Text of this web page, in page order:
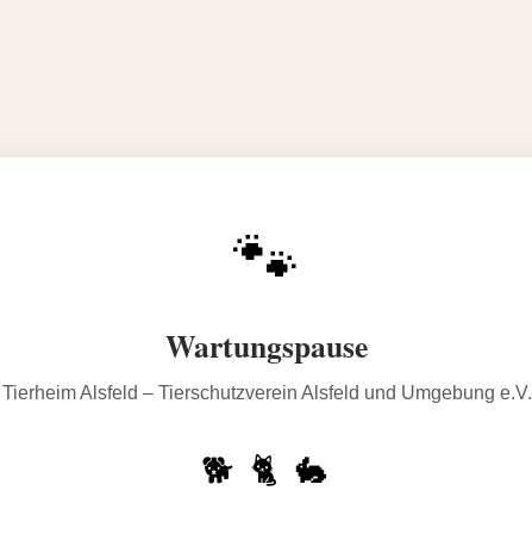
🐾
Wartungspause
Tierheim Alsfeld – Tierschutzverein Alsfeld und Umgebung e.V.
🐕 🐈 🐇